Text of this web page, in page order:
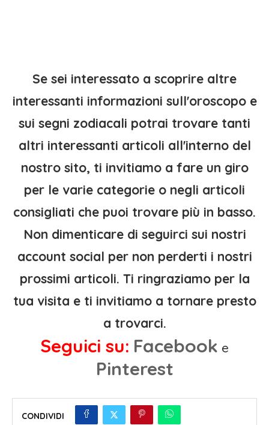
Se sei interessato a scoprire altre
interessanti informazioni sull'oroscopo e
sui segni zodiacali potrai trovare tanti
altri interessanti articoli all'interno del
nostro sito, ti invitiamo a fare un giro
per le varie categorie o negli articoli
consigliati che puoi trovare più in basso.
Non dimenticare di seguirci sui nostri
account social per non perderti i nostri
prossimi articoli. Ti ringraziamo per la
tua visita e ti invitiamo a tornare presto
a trovarci.
Seguici su: Facebook e
Pinterest
CONDIVIDI